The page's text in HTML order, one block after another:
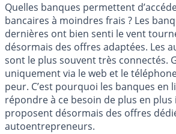
Quelles banques permettent
bancaires à moindres frais ? Les
dernières ont bien senti le vent
désormais des offres adaptées. Les
sont le plus souvent très connectés.
uniquement via le web et le
peur. C’est pourquoi les banques en
répondre à ce besoin de plus en
proposent désormais des offres
autoentrepreneurs.